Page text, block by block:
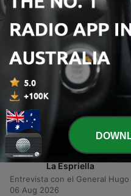
25038 -
“Legalmente,
enfrenta
Corcho
06 Aug 2026
25037
"Parecía una
humanitario y la
desbordan a Ceuta
06 Aug 2026
25036 -
FFMM revela
explosivos
La Espriella
06 Aug 2026